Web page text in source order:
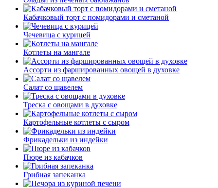
Кабачковый торт с помидорами и сметаной
Чечевица с курицей
Котлеты на мангале
Ассорти из фаршированных овощей в духовке
Салат со щавелем
Треска с овощами в духовке
Картофельные котлеты с сыром
Фрикадельки из индейки
Пюре из кабачков
Грибная запеканка